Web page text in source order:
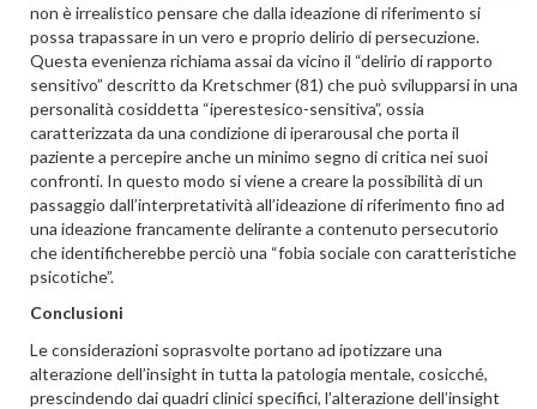
non è irrealistico pensare che dalla ideazione di riferimento si
possa trapassare in un vero e proprio delirio di persecuzione.
Questa evenienza richiama assai da vicino il “delirio di rapporto
sensitivo” descritto da Kretschmer (81) che può svilupparsi in una
personalità cosiddetta “iperestesico-sensitiva”, ossia
caratterizzata da una condizione di iperarousal che porta il
paziente a percepire anche un minimo segno di critica nei suoi
confronti. In questo modo si viene a creare la possibilità di un
passaggio dall’interpretatività all’ideazione di riferimento fino ad
una ideazione francamente delirante a contenuto persecutorio
che identificherebbe perciò una “fobia sociale con caratteristiche
psicotiche”.
Conclusioni
Le considerazioni soprasvolte portano ad ipotizzare una
alterazione dell’insight in tutta la patologia mentale, cosicché,
prescindendo dai quadri clinici specifici, l’alterazione dell’insight